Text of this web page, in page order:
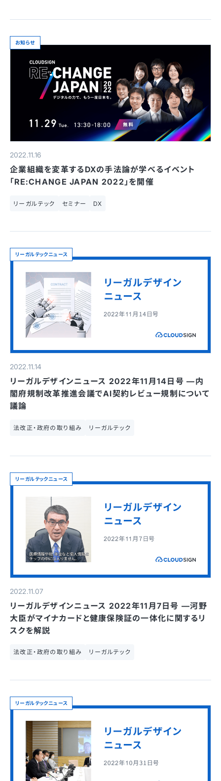
お知らせ
2022.11.16
企業組織を変革するDXの手法論が学べるイベント
「RE:CHANGE JAPAN 2022」を開催
リーガルテック セミナー DX
リーガルテックニュース
2022.11.14
リーガルデザインニュース 2022年11月14日号 —内
閣府規制改革推進会議でAI契約レビュー規制について
議論
法改正・政府の取り組み リーガルテック
リーガルテックニュース
2022.11.07
リーガルデザインニュース 2022年11月7日号 —河野
大臣がマイナカードと健康保険証の一体化に関するリ
スクを解説
法改正・政府の取り組み リーガルテック
リーガルテックニュース